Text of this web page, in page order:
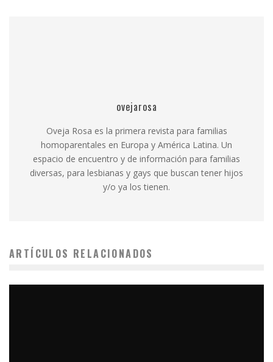
ovejarosa
Oveja Rosa es la primera revista para familias
homoparentales en Europa y América Latina. Un
espacio de encuentro y de información para familias
diversas, para lesbianas y gays que buscan tener hijos
y/o ya los tienen.
ARTÍCULOS RELACIONADOS